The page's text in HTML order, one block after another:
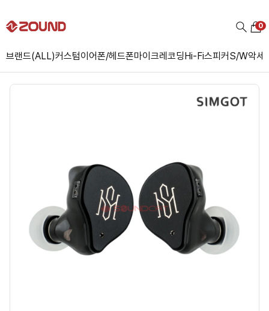
브랜드(ALL)커스텀이어폰/헤드폰마이크레코딩Hi-Fi스피커S/W악세
0